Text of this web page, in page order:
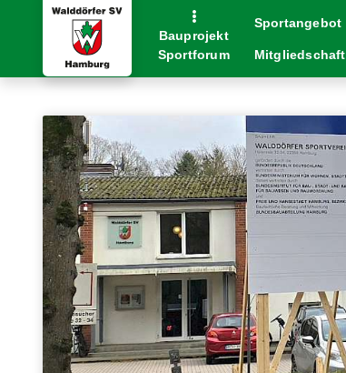
Bauprojekt
Sportforum
Sportangebot
Mitgliedschaft